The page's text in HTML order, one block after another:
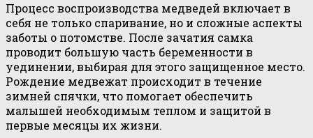
Процесс воспроизводства медведей включает в
себя не только спаривание, но и сложные аспекты
заботы о потомстве. После зачатия самка
проводит большую часть беременности в
уединении, выбирая для этого защищенное место.
Рождение медвежат происходит в течение
зимней спячки, что помогает обеспечить
малышей необходимым теплом и защитой в
первые месяцы их жизни.